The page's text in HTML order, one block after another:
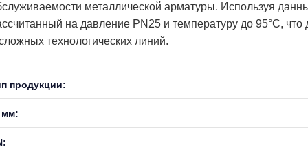
металлической арматуры. Используя
на давление PN25 и температуру до 95°C,
технологических линий.
продукции:
мм: